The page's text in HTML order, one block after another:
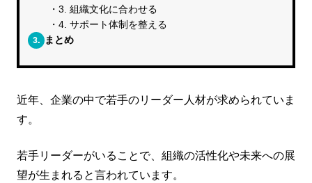
3. 組織文化に合わせる
4. サポート体制を整える
3. まとめ
近年、企業の中で若手のリーダー人材が求められていま
す。
若手リーダーがいることで、組織の活性化や未来への展
望が生まれると言われています。